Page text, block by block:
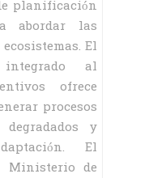
planificación
abordar las
El
al
ofrece
procesos
y
El
Ministerio de